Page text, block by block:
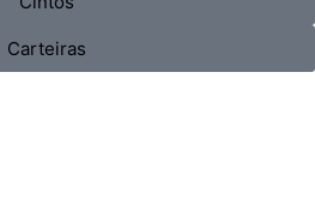
Carteiras